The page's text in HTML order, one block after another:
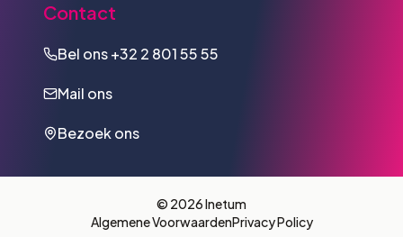
Contact
Bel ons+32 2 801 55 55
Mail ons
Bezoek ons
© 2026 Inetum
Algemene VoorwaardenPrivacy Policy